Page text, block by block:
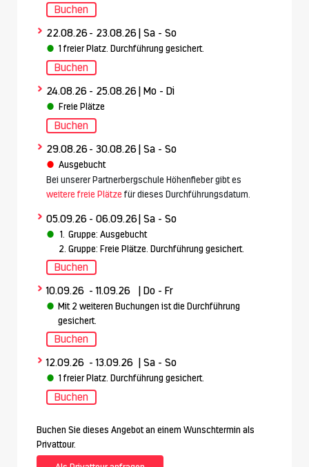
Buchen
> 22.08.26- 23.08.26| Sa - So
1 freier Platz. Durchführung gesichert.
Buchen
> 24.08.26 - 25.08.26| Mo - Di
Freie Plätze
Buchen
> 29.08.26- 30.08.26| Sa - So
Ausgebucht
Bei unserer Partnerbergschule Höhenfieber gibt es
weitere freie Plätzefür dieses Durchführungsdatum.
> 05.09.26 - 06.09.26| Sa - So
1. Gruppe: Ausgebucht
2. Gruppe: Freie Plätze. Durchführung gesichert.
Buchen
> 10.09.26 - 11.09.26 | Do - Fr
Mit 2 weiteren Buchungen ist die Durchführung
gesichert.
Buchen
> 12.09.26 - 13.09.26 | Sa - So
1 freier Platz. Durchführung gesichert.
Buchen
Buchen Sie dieses Angebot an einem Wunschtermin als
Privattour.